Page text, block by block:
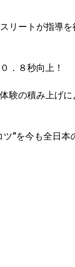
リートが指導
．８秒向上！​
験の積み上げ
”を今も全日